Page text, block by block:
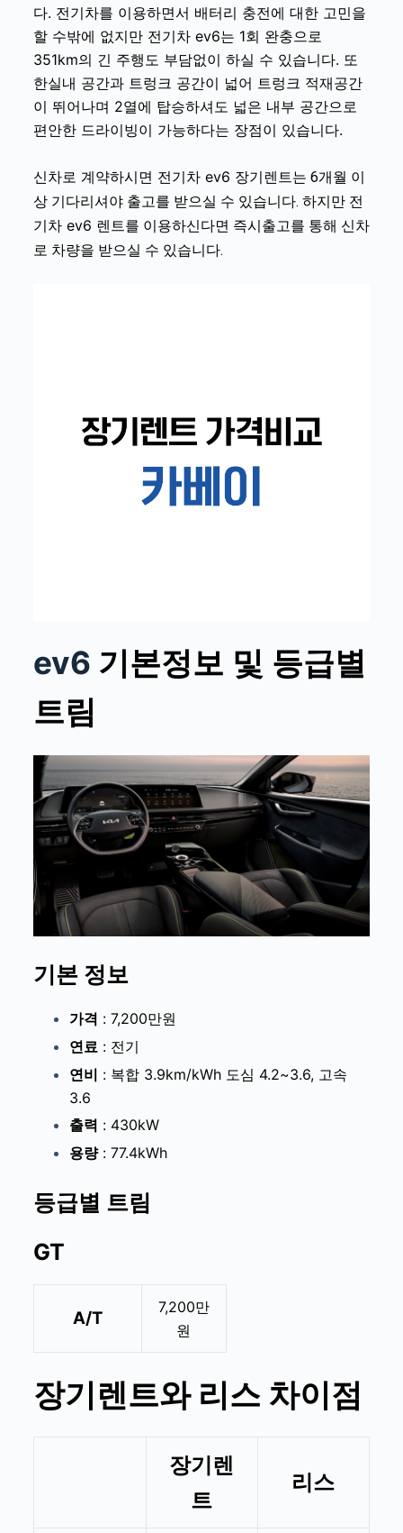
다. 전기차를 이용하면서 배터리 충전에 대한 고민을
할 수밖에 없지만 전기차 ev6는 1회 완충으로
351km의 긴 주행도 부담없이 하실 수 있습니다. 또
한실내 공간과 트렁크 공간이 넓어 트렁크 적재공간
이 뛰어나며 2열에 탑승하셔도 넓은 내부 공간으로
편안한 드라이빙이 가능하다는 장점이 있습니다.
신차로 계약하시면 전기차 ev6 장기렌트는 6개월 이
상 기다리셔야 출고를 받으실 수 있습니다. 하지만 전
기차 ev6 렌트를 이용하신다면 즉시출고를 통해 신차
로 차량을 받으실 수 있습니다.
ev6 기본정보 및 등급별
트림
기본 정보
가격 : 7,200만원
연료 : 전기
연비 : 복합 3.9km/kWh 도심 4.2~3.6, 고속
3.6
출력 : 430kW
용량: 77.4kWh
등급별 트림
GT
A/T
7,200만
원
장기렌트와 리스 차이점
장기렌
트
리스